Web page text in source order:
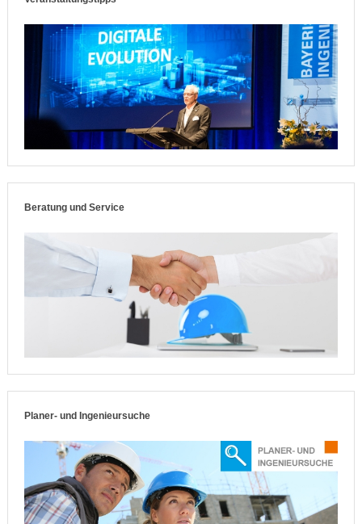
Beratung und Service
Planer- und Ingenieursuche